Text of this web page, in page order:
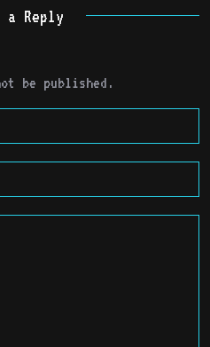
a Reply
be published.